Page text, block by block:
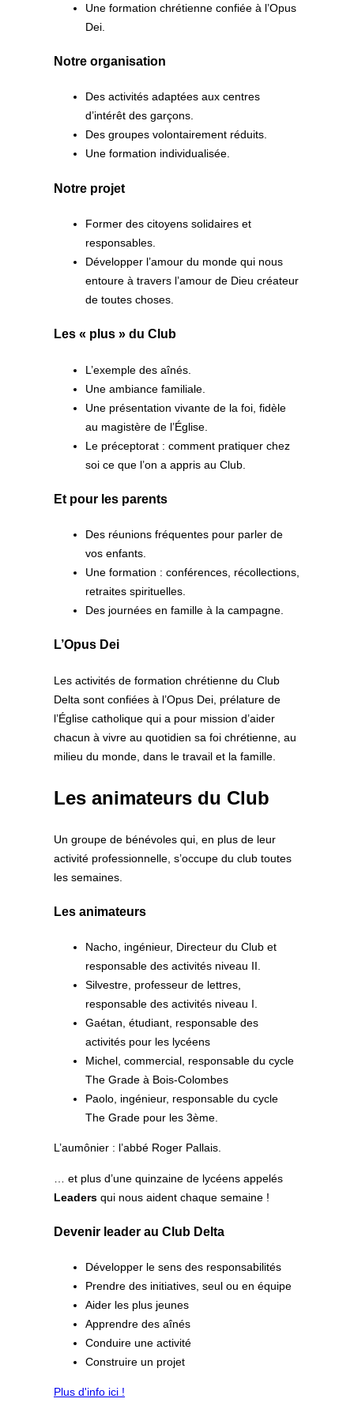
Une formation chrétienne confiée à l’Opus
Dei.
Notre organisation
Des activités adaptées aux centres
d’intérêt des garçons.
Des groupes volontairement réduits.
Une formation individualisée.
Notre projet
Former des citoyens solidaires et
responsables.
Développer l’amour du monde qui nous
entoure à travers l’amour de Dieu créateur
de toutes choses.
Les « plus » du Club
L’exemple des aînés.
Une ambiance familiale.
Une présentation vivante de la foi, fidèle
au magistère de l’Église.
Le préceptorat : comment pratiquer chez
soi ce que l’on a appris au Club.
Et pour les parents
Des réunions fréquentes pour parler de
vos enfants.
Une formation : conférences, récollections,
retraites spirituelles.
Des journées en famille à la campagne.
L’Opus Dei
Les activités de formation chrétienne du Club
Delta sont confiées à l’Opus Dei, prélature de
l’Église catholique qui a pour mission d’aider
chacun à vivre au quotidien sa foi chrétienne, au
milieu du monde, dans le travail et la famille.
Les animateurs du Club
Un groupe de bénévoles qui, en plus de leur
activité professionnelle, s’occupe du club toutes
les semaines.
Les animateurs
Nacho, ingénieur, Directeur du Club et
responsable des activités niveau II.
Silvestre, professeur de lettres,
responsable des activités niveau I.
Gaétan, étudiant, responsable des
activités pour les lycéens
Michel, commercial, responsable du cycle
The Grade à Bois-Colombes
Paolo, ingénieur, responsable du cycle
The Grade pour les 3ème.
L’aumônier : l’abbé Roger Pallais.
… et plus d’une quinzaine de lycéens appelés
Leaders qui nous aident chaque semaine !
Devenir leader au Club Delta
Développer le sens des responsabilités
Prendre des initiatives, seul ou en équipe
Aider les plus jeunes
Apprendre des aînés
Conduire une activité
Construire un projet
Plus d'info ici !